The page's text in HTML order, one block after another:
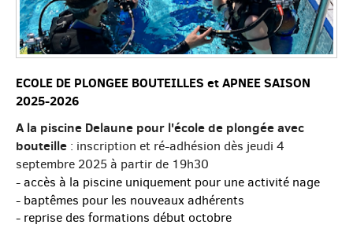
ECOLE DE PLONGEE BOUTEILLES et APNEE SAISON
2025-2026
A la piscine Delaune pour l'école de plongée avec
bouteille : inscription et ré-adhésion dès jeudi 4
septembre 2025 à partir de 19h30
- accès à la piscine uniquement pour une activité nage
- baptêmes pour les nouveaux adhérents
- reprise des formations début octobre